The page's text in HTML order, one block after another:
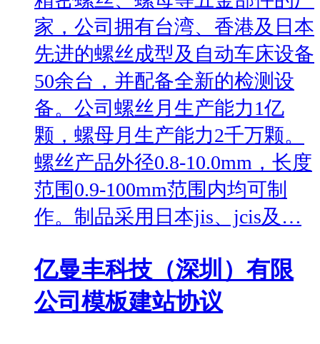
家，公司拥有台湾、香港及日本
先进的螺丝成型及自动车床设备
50余台，并配备全新的检测设
备。公司螺丝月生产能力1亿
颗，螺母月生产能力2千万颗。
螺丝产品外径0.8-10.0mm，长度
范围0.9-100mm范围内均可制
作。制品采用日本jis、jcis及…
亿曼丰科技（深圳）有限
公司模板建站协议